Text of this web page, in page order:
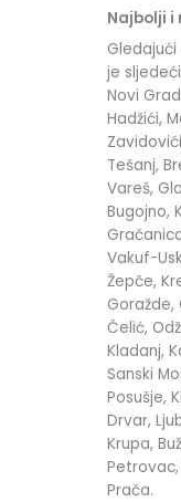
Najbolji i
je
Novi
Hadžići,
Tešanj,
Vareš,
Bugojno,
Vakuf-
Žepče,
Goražde,
Čelić,
Kladanj,
Sanski
Posušje,
Drvar,
Krupa,
Prača.